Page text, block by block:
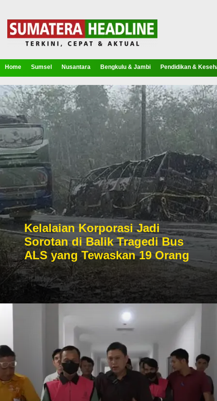
Home Sumsel Nusantara Bengkulu & Jambi Pendidikan &
Kelalaian Korporasi Jadi
Sorotan di Balik Tragedi Bus
ALS yang Tewaskan 19 Orang